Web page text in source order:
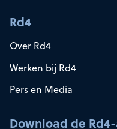
Rd4
Over Rd4
Werken bij Rd4
Pers en Media
Download de